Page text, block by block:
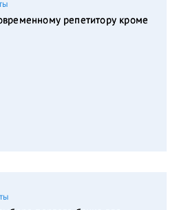
репетитору кроме